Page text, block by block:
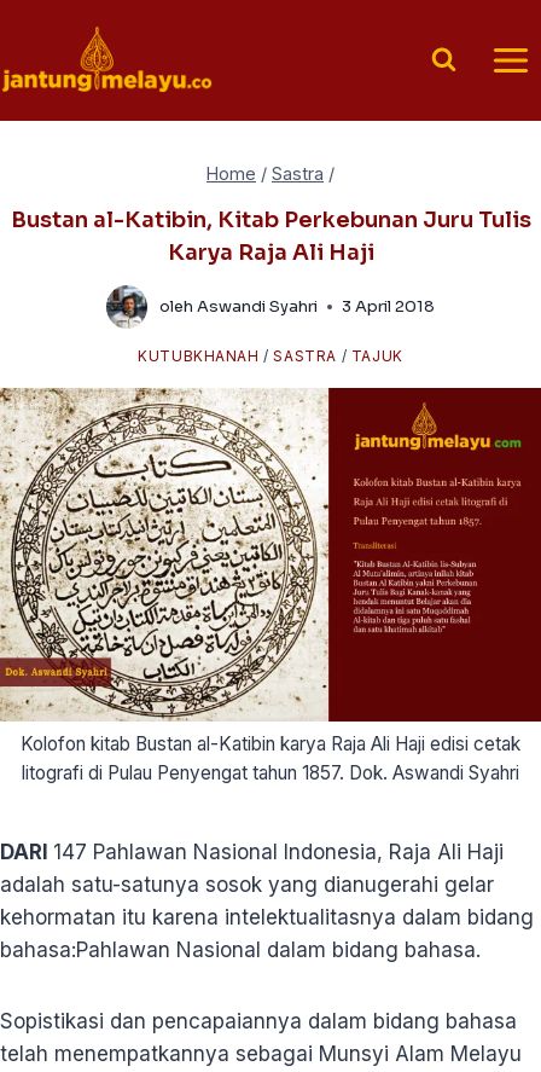
content
Home / Sastra /
Bustan al-Katibin, Kitab Perkebunan Juru Tulis
Karya Raja Ali Haji
oleh Aswandi Syahri 3 April 2018
KUTUBKHANAH /SASTRA / TAJUK
Kolofon kitab Bustan al-Katibin karya Raja Ali Haji edisi cetak
litografi di Pulau Penyengat tahun 1857. Dok. Aswandi Syahri
DARI 147 Pahlawan Nasional Indonesia, Raja Ali Haji
adalah satu-satunya sosok yang dianugerahi gelar
kehormatan itu karena intelektualitasnya dalam bidang
bahasa:Pahlawan Nasional dalam bidang bahasa.
Sopistikasi dan pencapaiannya dalam bidang bahasa
telah menempatkannya sebagai Munsyi Alam Melayu